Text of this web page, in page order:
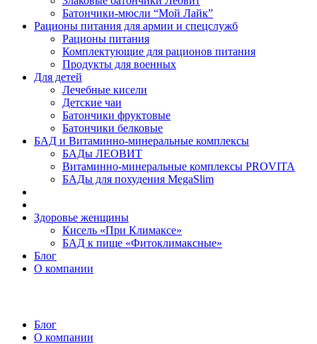
Батончики-мюсли “Мой Лайк”
Рационы питания для армии и спецслужб
Рационы питания
Комплектующие для рационов питания
Продукты для военных
Для детей
Лечебные кисели
Детские чаи
Батончики фруктовые
Батончики белковые
БАД и Витаминно-минеральные комплексы
БАДы ЛЕОВИТ
Витаминно-минеральные комплексы PROVITA
БАДы для похудения MegaSlim
Здоровье женщины
Кисель «При Климаксе»
БАД к пище «Фитоклимаксные»
Блог
О компании
Блог
О компании